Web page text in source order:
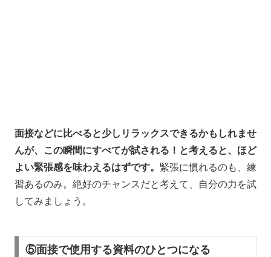
面接などに比べると少しリラックスできるかもしれませ
んが、この瞬間にすべてが試される！と考えると、ほど
よい緊張感を味わえるはずです。 緊張に慣れるのも、練
習あるのみ。絶好のチャンスだと考えて、自分の力を試
してみましょう。
⑤面接で使用する資料のひとつになる